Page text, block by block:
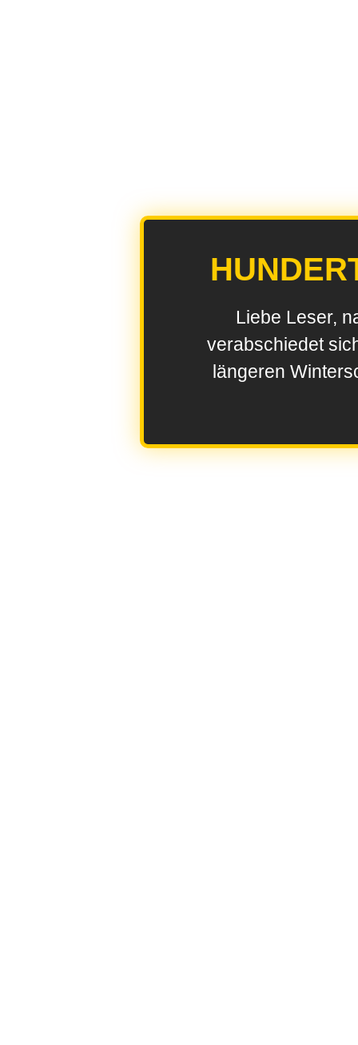
Liebe Leser,
verabschiedet
längeren